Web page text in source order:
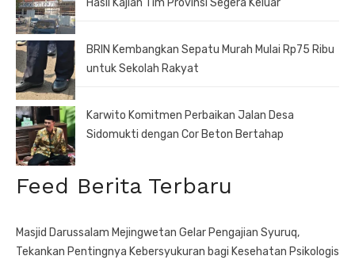
Hasil Kajian Tim Provinsi Segera Keluar
BRIN Kembangkan Sepatu Murah Mulai Rp75 Ribu
untuk Sekolah Rakyat
Karwito Komitmen Perbaikan Jalan Desa
Sidomukti dengan Cor Beton Bertahap
Feed Berita Terbaru
Masjid Darussalam Mejingwetan Gelar Pengajian Syuruq,
Tekankan Pentingnya Kebersyukuran bagi Kesehatan Psikologis